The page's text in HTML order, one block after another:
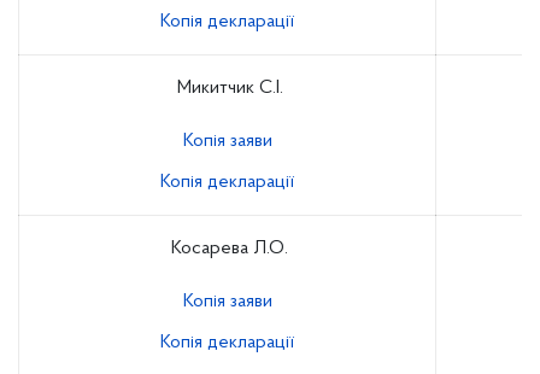
Копія декларації
Микитчик С.І.
Копія заяви
Копія декларації
Косарева Л.О.
Копія заяви
Копія декларації